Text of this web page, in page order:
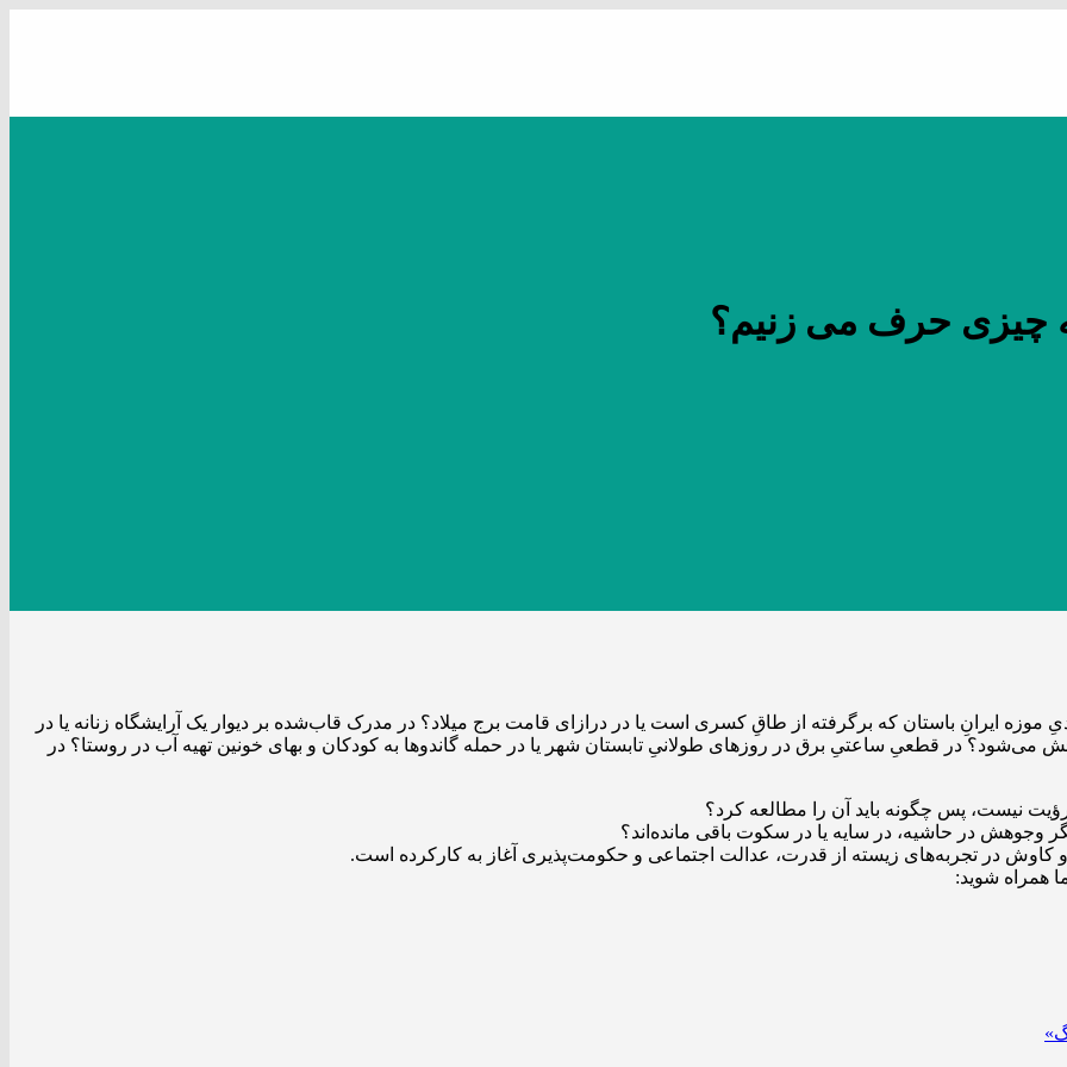
چیزی حرف می زنیم؟
ایرانِ باستان که برگرفته از طاقِ کسری است یا در درازای قامت برج میلاد؟ در مدرک قاب‌شده بر دیوار یک آرایشگاه زنانه یا در
می‌شود؟ در قطعیِ ساعتیِ برق در روزهای طولانیِ تابستان شهر یا در حمله گاندوها به کودکان و بهای خونین تهیه آب در روستا؟ در
نیست، پس چگونه باید آن را مطالعه کرد؟
وجوهش در حاشیه، در سایه یا در سکوت باقی مانده‌اند؟
در تجربه‌های زیسته از قدرت، عدالت اجتماعی و حکومت‌پذیری آغاز به کارکرده است.
همراه شوید: